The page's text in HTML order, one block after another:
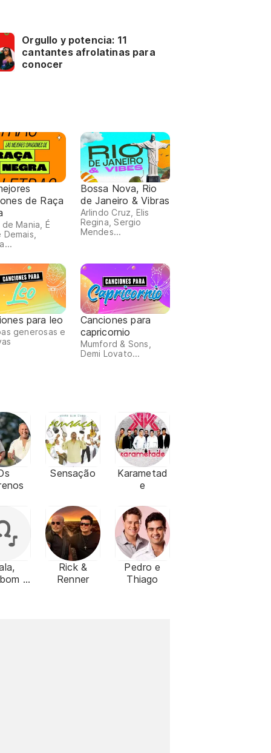
Orgullo y potencia: 11
cantantes afrolatinas para
conocer
de Raça
Mania, É
Bossa Nova, Rio
de Janeiro & Vibras
Arlindo Cruz, Elis
Regina, Sergio
Mendes...
para leo
generosas e
Canciones para
capricornio
Mumford & Sons,
Demi Lovato...
Sensação
Karametad
e
e
Rick &
Renner
Pedro e
Thiago